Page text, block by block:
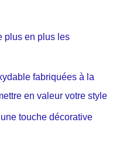
plus en plus les
fabriquées à la
en valeur votre style
touche décorative